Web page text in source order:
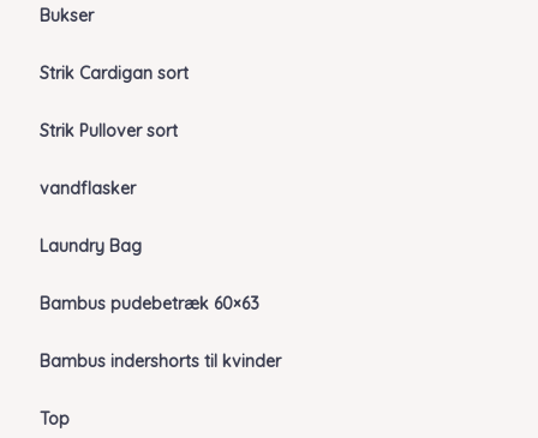
Bukser
Strik Cardigan sort
Strik Pullover sort
vandflasker
Laundry Bag
Bambus pudebetræk 60×63
Bambus indershorts til kvinder
Top